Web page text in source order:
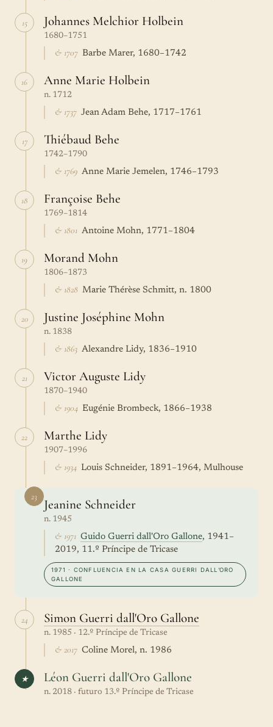
15 Johannes Melchior Holbein
1680–1751
& 1707 Barbe Marer, 1680–1742
16 Anne Marie Holbein
n. 1712
& 1737 Jean Adam Behe, 1717–1761
17 Thiébaud Behe
1742–1790
& 1769 Anne Marie Jemelen, 1746–1793
18 Françoise Behe
1769–1814
& 1801 Antoine Mohn, 1771–1804
19 Morand Mohn
1806–1873
& 1828 Marie Thérèse Schmitt, n. 1800
20 Justine Joséphine Mohn
n. 1838
& 1863 Alexandre Lidy, 1836–1910
21 Victor Auguste Lidy
1870–1940
& 1904 Eugénie Brombeck, 1866–1938
22 Marthe Lidy
1907–1996
& 1934 Louis Schneider, 1891–1964, Mulhouse
23
Jeanine Schneider
n. 1945
& 1971 Guido Guerri dall'Oro Gallone, 1941–
2019, 11.º Príncipe de Tricase
1971 · CONFLUENCIA EN LA CASA GUERRI DALL’ORO
GALLONE
24 Simon Guerri dall'Oro Gallone
n. 1985 · 12.º Príncipe de Tricase
& 2017 Coline Morel, n. 1986
★ Léon Guerri dall'Oro Gallone
n. 2018 · futuro 13.º Príncipe de Tricase